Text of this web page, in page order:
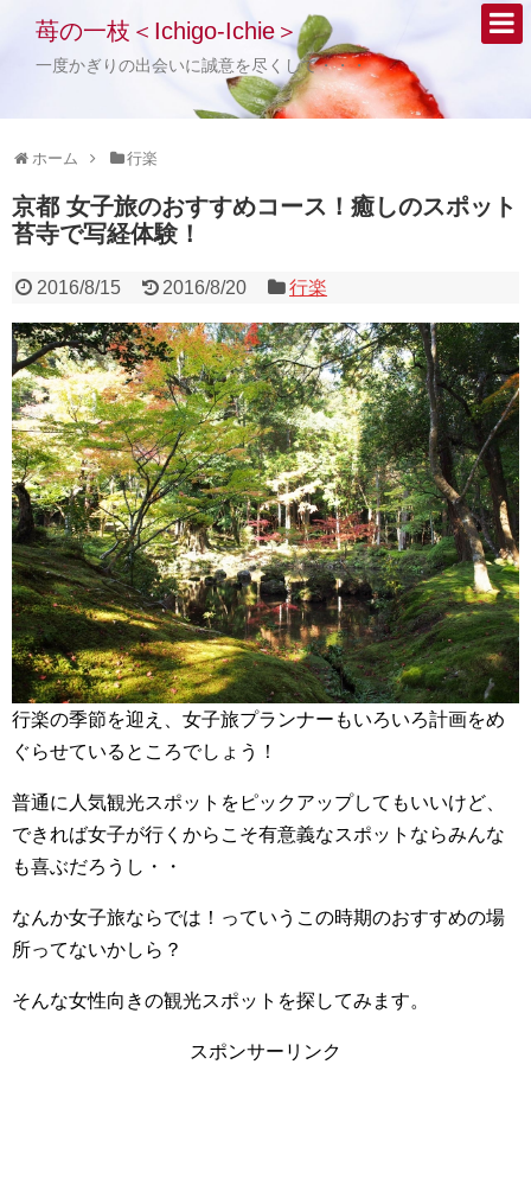
苺の一枝＜Ichigo-Ichie＞
一度かぎりの出会いに誠意を尽くして・・・
ホーム 行楽
京都 女子旅のおすすめコース！癒しのスポット
苔寺で写経体験！
2016/8/15 2016/8/20 行楽
行楽の季節を迎え、女子旅プランナーもいろいろ計画をめ
ぐらせているところでしょう！
普通に人気観光スポットをピックアップしてもいいけど、
できれば女子が行くからこそ有意義なスポットならみんな
も喜ぶだろうし・・
なんか女子旅ならでは！っていうこの時期のおすすめの場
所ってないかしら？
そんな女性向きの観光スポットを探してみます。
スポンサーリンク